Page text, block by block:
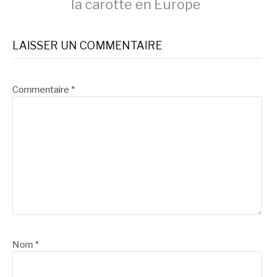
la
suite
la carotte en Europe
LAISSER UN COMMENTAIRE
Commentaire *
Nom *